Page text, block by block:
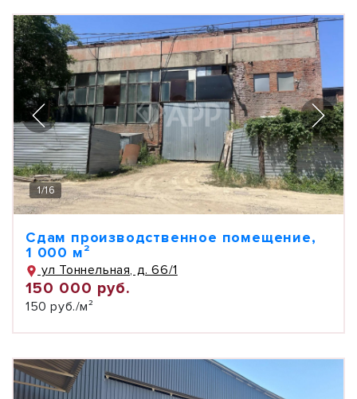
1/16
Сдам производственное помещение,
1 000 м²
ул Тоннельная, д. 66/1
150 000 руб.
150 руб./м²